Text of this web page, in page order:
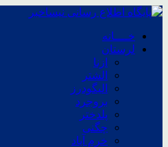
خــــانه
لرستان
ازنا
الشتر
الیگودرز
بروجرد
پلدختر
چگنی
خرم آباد